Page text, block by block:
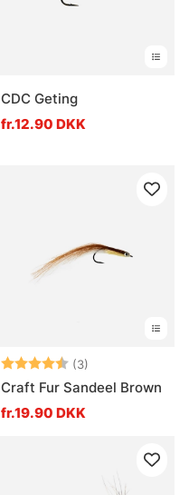
CDC Geting
fr.12.90 DKK
Vurdering: (3)
Craft Fur Sandeel Brown
fr.19.90 DKK